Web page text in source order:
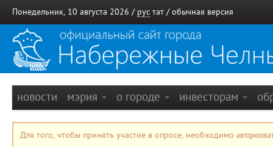
Понедельник, 10 августа 2026 / рус тат / обычная версия
новости мэрия о городе инвесторам
Для того, чтобы принять участие в опросе, необходимо